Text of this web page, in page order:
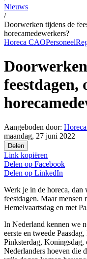
Nieuws
/
Doorwerken tijdens de
horecamedewerkers?
Horeca CAOPersoneel
Aangeboden door:
maandag, 27 juni 2022
Delen
Link kopiëren
Delen op Facebook
Delen op LinkedIn
Werk je in de horeca, dan
feestdagen. Maar
Hemelvaartsdag en met
In Nederland kennen we
eerste en tweede
Pinksterdag, Koningsdag,
Nederlanders hoeven die